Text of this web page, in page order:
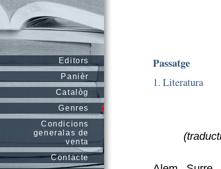
Editors
Panièr
Catalòg
Genres
Condicions
generalas de
venta
Contacte
Passatge
1. Literatura